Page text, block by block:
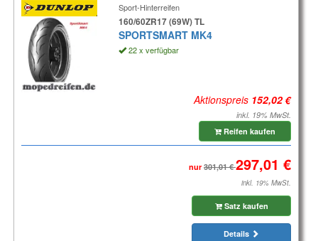
Sport-Hinterreifen
160/60ZR17 (69W) TL
SPORTSMART MK4
22 x verfügbar
Aktionspreis
inkl. 19% MwSt.
Reifen kaufen
nur
inkl. 19% MwSt.
Satz kaufen
Details